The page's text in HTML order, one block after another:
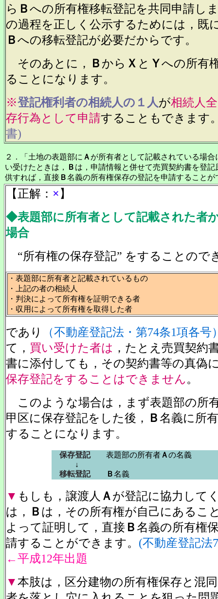
ら Ｂへの所有権移転登記を共同申請し
の過程を正しく公示するためには，既
Ｂへの移転登記が必要だからです。
そのあとに，
Ｂ から Ｘ と Ｙへの所有
ることになります。
※登記権利者の相続人の１人が相続人
存行為として申請することもできます
書)
２．「土地の表題部に Ａ が所有者として記載されている場合
い受けたときは，
Ｂ は，申請情報と併せて売買契約書を登
供すれば，直接 Ｂ名義の所有権保存の登記を申請することが
【正解： × 】
◆表題部に所有者として記載された者
場合
“所有権の保存登記” をすることので
・表題部に所有者と記載されているもの
・上記の者の相続人
・判決によって所有権を証明できる者
・収用によって所有権を取得した者
であり
（不動産登記法・第74条1項各号
て， 買い受けた者は ，たとえ売買契約
書に添付しても，その契約書等の真偽
保存登記をすることはできません。
このような場合は，まず表題部の所
甲区に保存登記をした後，
Ｂ名義に所
することになります。
保存登記表題部の所有者 Ａの名義
↓
移転登記
Ｂ名義
▼ もしも，譲渡人 Ａが登記に協力して
は，
Ｂ は，その所有権が自己にあるこ
よって証明して，直接 Ｂ名義の所有権
請することができます。 (不動産登記法
←平成12年出題
▼本肢は，区分建物の所有権保存と混